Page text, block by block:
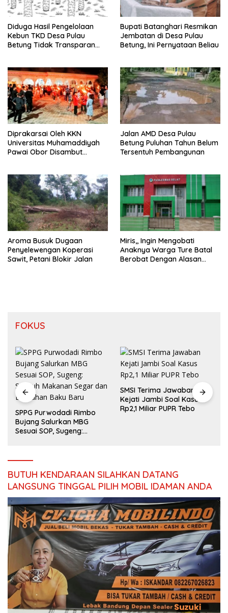
Diduga Hasil Pengelolaan
Kebun TKD Desa Pulau
Betung Tidak Transparan
Bupati Batanghari Resmikan
Jembatan di Desa Pulau
Betung, Ini Pernyataan Beliau
Diprakarsai Oleh KKN
Universitas Muhamaddiyah
Pawai Obor Disambut
Jalan AMD Desa Pulau
Betung Puluhan Tahun Belum
Tersentuh Pembangunan
Aroma Busuk Dugaan
Penyelewengan Koperasi
Sawit, Petani Blokir Jalan
Miris,, Ingin Mengobati
Anaknya Warga Ture Batal
Berobat Dengan Alasan
FOKUS
SPPG Purwodadi Rimbo
Bujang Salurkan MBG
Sesuai SOP, Sugeng:
SMSI Terima Jawaban
Kejati Jambi Soal Kasus
Rp2,1 Miliar PUPR Tebo
BUTUH KENDARAAN SILAHKAN DATANG
LANGSUNG TINGGAL PILIH MOBIL IDAMAN ANDA